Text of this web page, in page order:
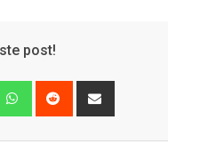
post!
Whatsapp
Reddit
via